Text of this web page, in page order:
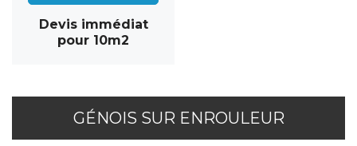
Devis immédiat
pour 10m2
GÉNOIS SUR ENROULEUR